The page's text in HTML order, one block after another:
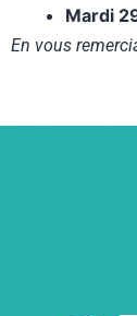
Mardi
En vous